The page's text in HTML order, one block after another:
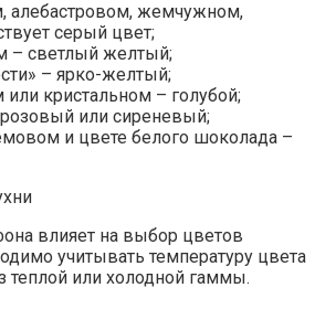
алебастровом, жемчужном,
серый цвет;
– светлый желтый;
– ярко-желтый;
кристальном – голубой;
или сиреневый;
и цвете белого шоколада –
влияет на выбор цветов
учитывать температуру цвета
теплой или холодной гаммы.